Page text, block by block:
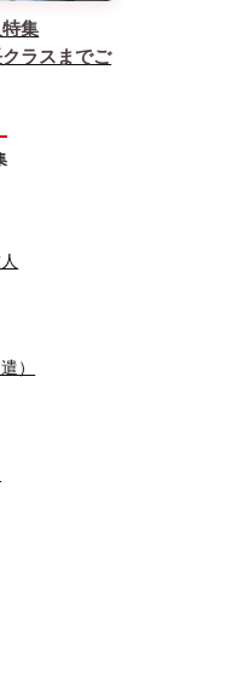
集
ラスまでご
）